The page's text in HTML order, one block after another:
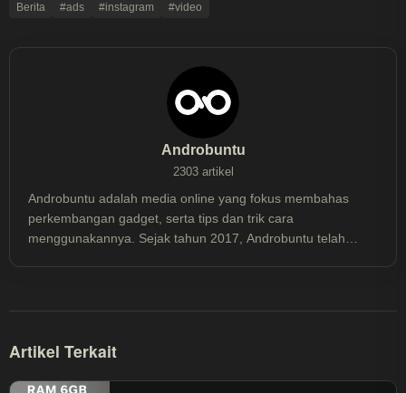
Berita #ads #instagram #video
Androbuntu
2303 artikel
Androbuntu adalah media online yang fokus membahas
perkembangan gadget, serta tips dan trik cara
menggunakannya. Sejak tahun 2017, Androbuntu telah
Artikel Terkait